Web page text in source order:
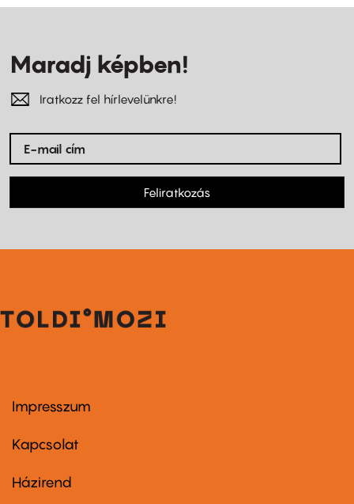
Maradj képben!
Iratkozz fel hírlevelünkre!
Feliratkozás
Footer
first
Impresszum
Kapcsolat
Footer
Házirend